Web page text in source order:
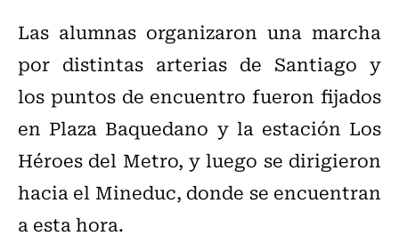
Las alumnas organizaron una marcha
por distintas arterias de Santiago y
los puntos de encuentro fueron fijados
en Plaza Baquedano y la estación Los
Héroes del Metro, y luego se dirigieron
hacia el Mineduc, donde se encuentran
a esta hora.